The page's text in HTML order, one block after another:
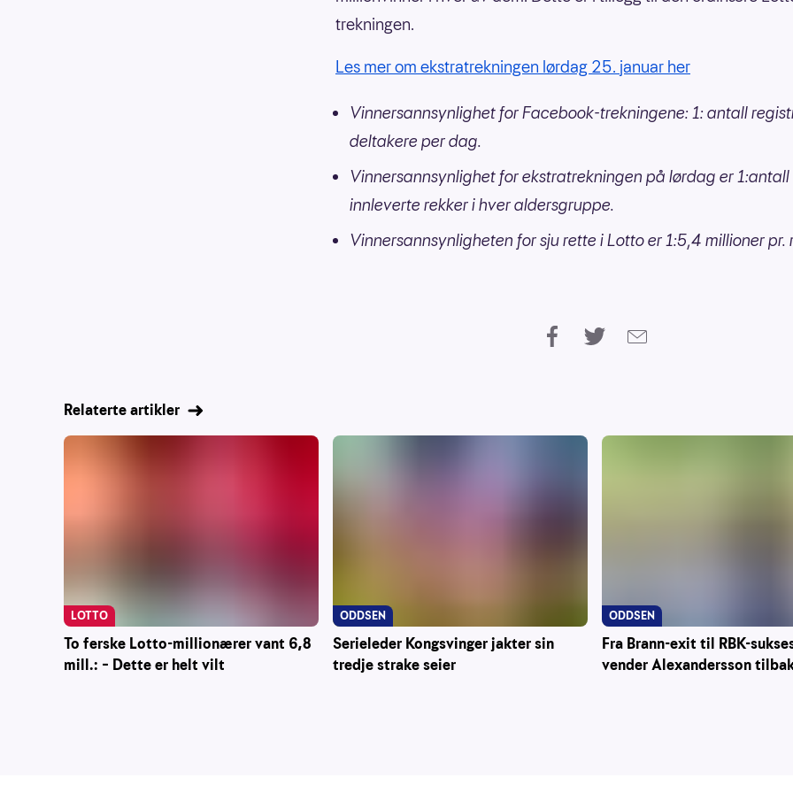
trekningen.
Les mer om ekstratrekningen lørdag 25. januar her
Vinnersannsynlighet for Facebook-trekningene: 1: antall
deltakere per dag.
Vinnersannsynlighet for ekstratrekningen på lørdag er 1:antall
innleverte rekker i hver aldersgruppe.
Vinnersannsynligheten for sju rette i Lotto er 1:5,4 millioner pr.
Relaterte artikler
To ferske Lotto-millionærer vant 6,8
mill.: – Dette er helt vilt
LOTTO
Serieleder Kongsvinger jakter sin
tredje strake seier
ODDSEN
Fra Brann-exit til RBK-
vender Alexandersson
ODDSEN